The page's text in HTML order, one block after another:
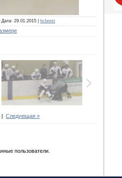
29.01.2015 | hcbrest
| Следующая »
пользователи.